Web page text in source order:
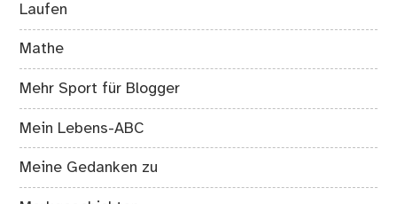
Laufen
Mathe
Mehr Sport für Blogger
Mein Lebens-ABC
Meine Gedanken zu